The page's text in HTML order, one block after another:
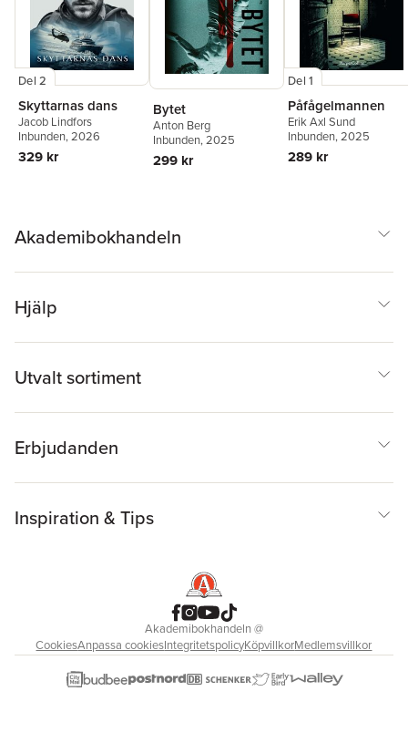
Del 2
Skyttarnas dans
Jacob Lindfors
Inbunden, 2026
329 kr
Bytet
Anton Berg
Inbunden, 2025
299 kr
Del 1
Påfågelmannen
Erik Axl Sund
Inbunden, 2025
289 kr
Akademibokhandeln
Hjälp
Utvalt sortiment
Erbjudanden
Inspiration & Tips
Akademibokhandeln@
CookiesAnpassa cookiesIntegritetspolicyKöpvillkorMedlemsvillkor